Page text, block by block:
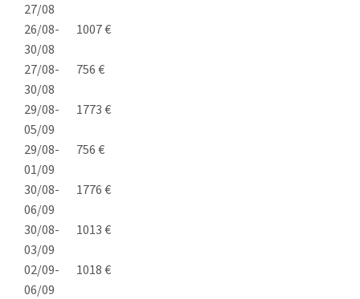
27/08
26/08-
30/08
1007 €
27/08-
30/08
756 €
29/08-
05/09
1773 €
29/08-
01/09
756 €
30/08-
06/09
1776 €
30/08-
03/09
1013 €
02/09-
06/09
1018 €